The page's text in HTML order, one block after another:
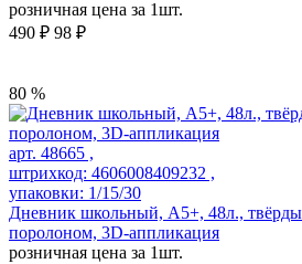
розничная цена за 1шт.
490 ₽ 98 ₽
80 %
арт. 48665 ,
штрихкод: 4606008409232 ,
упаковки: 1/15/30
Дневник школьный, А5+, 48л.,
поролоном, 3D-аппликация
розничная цена за 1шт.